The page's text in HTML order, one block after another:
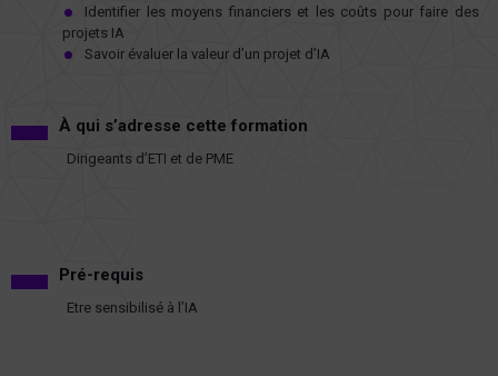
Identifier les moyens financiers et les coûts pour faire des
projets IA
Savoir évaluer la valeur d’un projet d’IA
À qui s’adresse cette formation
Dirigeants d’ETI et de PME
Pré-requis
Etre sensibilisé à l’IA